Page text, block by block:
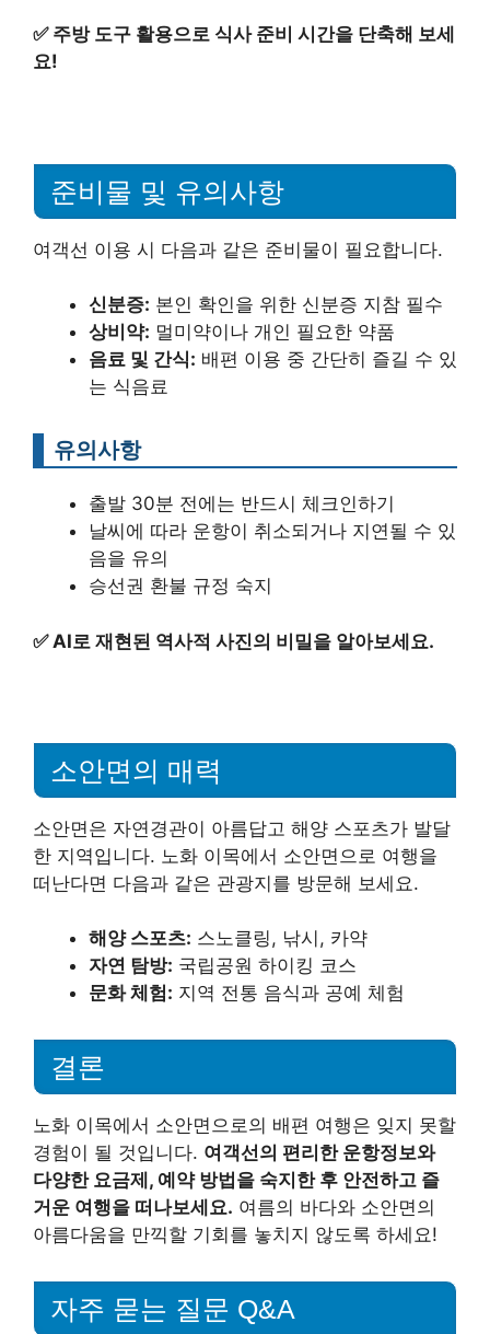
✅ 주방 도구 활용으로 식사 준비 시간을 단축해 보세
요!
준비물 및 유의사항
여객선 이용 시 다음과 같은 준비물이 필요합니다.
신분증: 본인 확인을 위한 신분증 지참 필수
상비약: 멀미약이나 개인 필요한 약품
음료 및 간식: 배편 이용 중 간단히 즐길 수 있
는 식음료
유의사항
출발 30분 전에는 반드시 체크인하기
날씨에 따라 운항이 취소되거나 지연될 수 있
음을 유의
승선권 환불 규정 숙지
✅ AI로 재현된 역사적 사진의 비밀을 알아보세요.
소안면의 매력
소안면은 자연경관이 아름답고 해양 스포츠가 발달
한 지역입니다. 노화 이목에서 소안면으로 여행을
떠난다면 다음과 같은 관광지를 방문해 보세요.
해양 스포츠: 스노클링, 낚시, 카약
자연 탐방: 국립공원 하이킹 코스
문화 체험: 지역 전통 음식과 공예 체험
결론
노화 이목에서 소안면으로의 배편 여행은 잊지 못할
경험이 될 것입니다. 여객선의 편리한 운항정보와
다양한 요금제, 예약 방법을 숙지한 후 안전하고 즐
거운 여행을 떠나보세요. 여름의 바다와 소안면의
아름다움을 만끽할 기회를 놓치지 않도록 하세요!
자주 묻는 질문 Q&A